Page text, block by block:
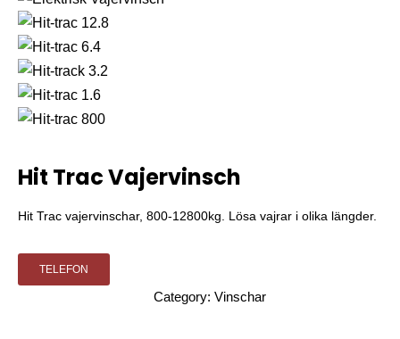
Hit Trac Vajervinsch
Hit Trac vajervinschar, 800-12800kg. Lösa vajrar i olika längder.
TELEFON
Category: Vinschar